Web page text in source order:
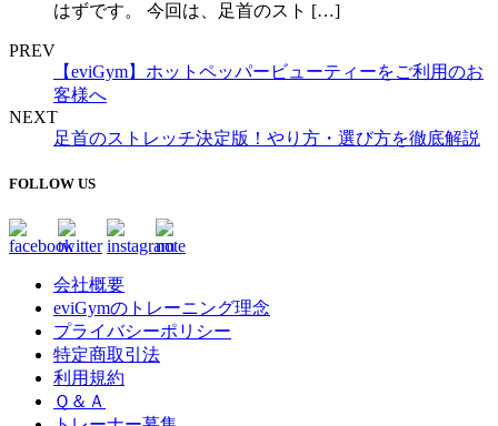
はずです。 今回は、足首のスト […]
PREV
【eviGym】ホットペッパービューティーをご利用のお
客様へ
NEXT
足首のストレッチ決定版！やり方・選び方を徹底解説
FOLLOW US
会社概要
eviGymのトレーニング理念
プライバシーポリシー
特定商取引法
利用規約
Ｑ＆Ａ